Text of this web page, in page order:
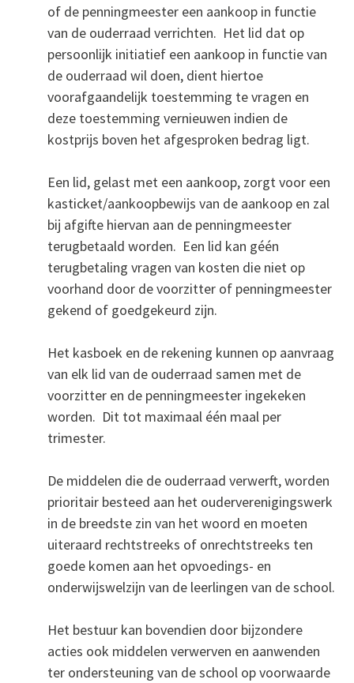
of de penningmeester een aankoop in functie
van de ouderraad verrichten. Het lid dat op
persoonlijk initiatief een aankoop in functie van
de ouderraad wil doen, dient hiertoe
voorafgaandelijk toestemming te vragen en
deze toestemming vernieuwen indien de
kostprijs boven het afgesproken bedrag ligt.
Een lid, gelast met een aankoop, zorgt voor een
kasticket/aankoopbewijs van de aankoop en zal
bij afgifte hiervan aan de penningmeester
terugbetaald worden. Een lid kan géén
terugbetaling vragen van kosten die niet op
voorhand door de voorzitter of penningmeester
gekend of goedgekeurd zijn.
Het kasboek en de rekening kunnen op aanvraag
van elk lid van de ouderraad samen met de
voorzitter en de penningmeester ingekeken
worden. Dit tot maximaal één maal per
trimester.
De middelen die de ouderraad verwerft, worden
prioritair besteed aan het ouderverenigingswerk
in de breedste zin van het woord en moeten
uiteraard rechtstreeks of onrechtstreeks ten
goede komen aan het opvoedings- en
onderwijswelzijn van de leerlingen van de school.
Het bestuur kan bovendien door bijzondere
acties ook middelen verwerven en aanwenden
ter ondersteuning van de school op voorwaarde